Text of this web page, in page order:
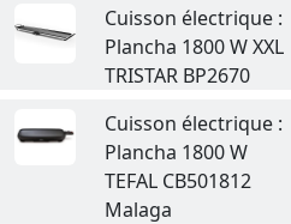
Cuisson électrique :
Plancha 1800 W XXL
TRISTAR BP2670
Cuisson électrique :
Plancha 1800 W
TEFAL CB501812
Malaga